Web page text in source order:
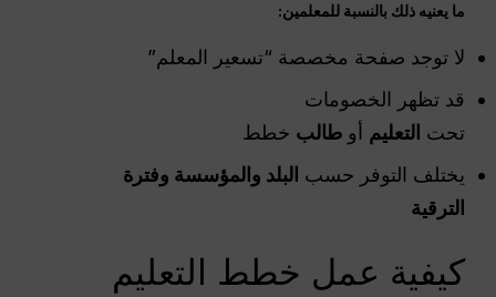
ما يعنيه ذلك بالنسبة للمعلمين:
لا توجد صفحة مخصصة “تسعير المعلم”
قد تظهر الخصومات
تحت التعليم أوطالب خطط
يختلف التوفر حسب البلد والمؤسسة وفترة
الترقية
كيفية عمل خطط التعليم